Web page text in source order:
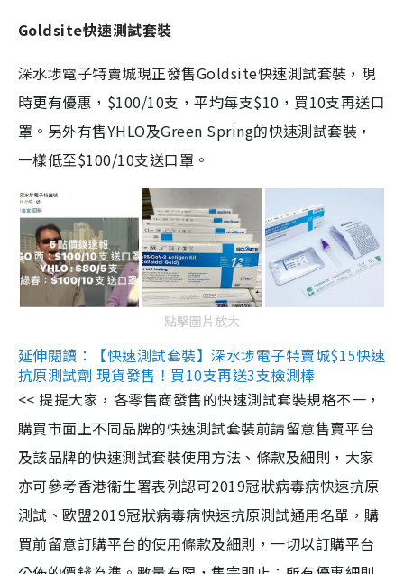
Goldsite快速測試套裝
深水埗電子特賣城現正發售Goldsite快速測試套裝，現
時更有優惠，$100/10支，平均每支$10，買10支再送口
罩。另外有售YHLO及Green Spring的快速測試套裝，
一樣低至$100/10支送口罩。
點擊圖片放大
延伸閱讀：【快速測試套裝】深水埗電子特賣城$15快速
抗原測試劑 現貨發售！買10支再送3支檢測棒
<< 提提大家，各零售商發售的快速測試套裝規格不一，
購買市面上不同品牌的快速測試套裝前請留意售賣平台
及該品牌的快速測試套裝使用方法、條款及細則，大家
亦可參考香港衞生署表列認可2019冠狀病毒病快速抗原
測試、歐盟2019冠狀病毒病快速抗原測試通用名單，購
買前留意訂購平台的使用條款及細則，一切以訂購平台